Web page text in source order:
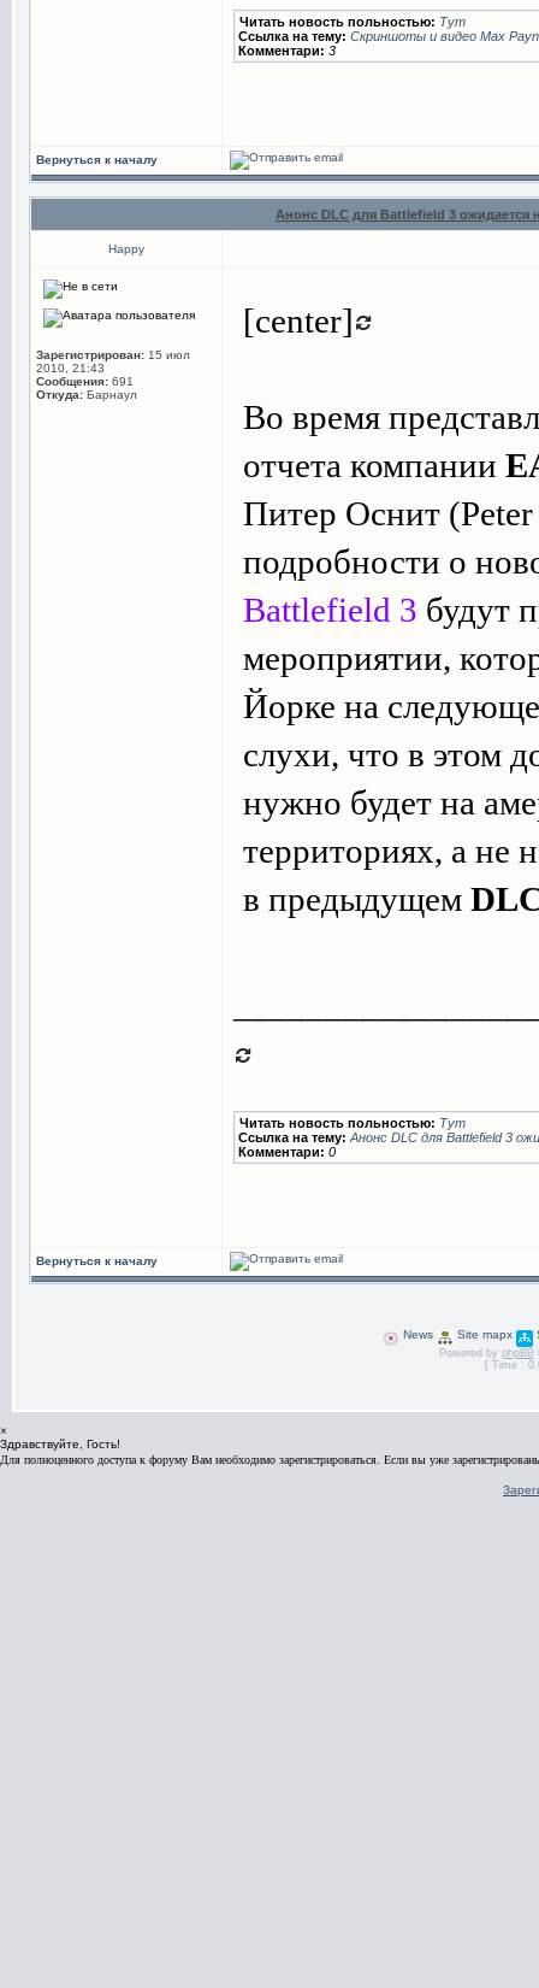
Читать новость польностью: Тут
Ссылка на тему: Скриншоты и видео Max
Комментари: 3
Вернуться к началу
Анонс DLC для Battlefield 3 ожидается
Happy
Зарегистрирован: 15 июл
2010, 21:43
Сообщения: 691
Откуда: Барнаул
[center]
Во время
отчета компании
Питер Оснит
подробности о
Battlefield 3 будут
мероприятии,
Йорке на
слухи, что в этом
нужно будет на
территориях, а не
в предыдущем
Читать новость польностью: Тут
Ссылка на тему: Анонс DLC для Battlefield 3
Комментари: 0
Вернуться к началу
News Site mapx
Powered by phpBB
[ Time :
×
Здравствуйте, Гость!
Для полноценного доступа к форуму Вам необходимо зарегистрироваться. Если вы уже